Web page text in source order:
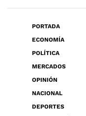
PORTADA
ECONOMÍA
POLÍTICA
MERCADOS
OPINIÓN
NACIONAL
DEPORTES